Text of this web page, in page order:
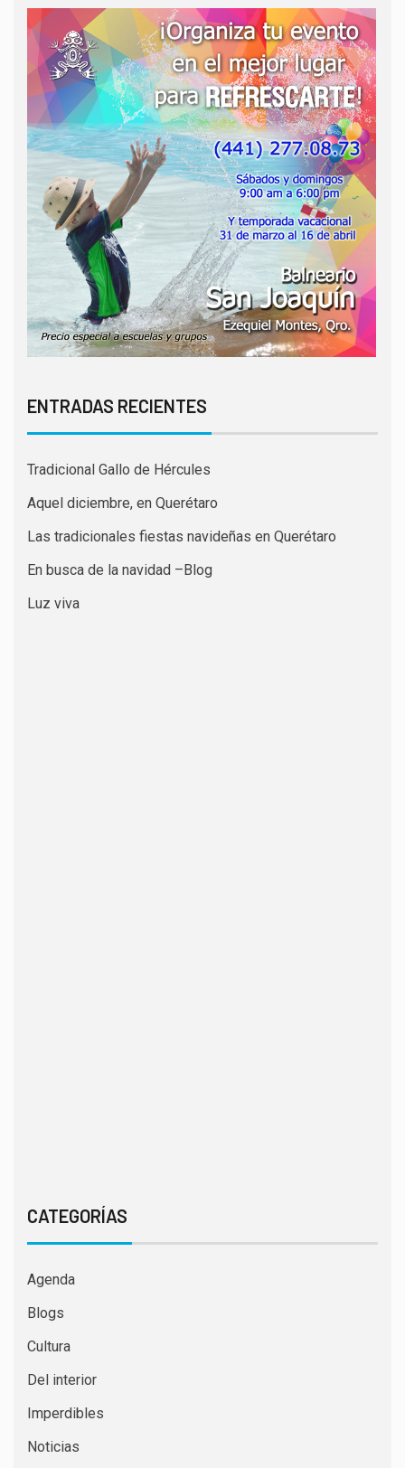
ENTRADAS RECIENTES
Tradicional Gallo de Hércules
Aquel diciembre, en Querétaro
Las tradicionales fiestas navideñas en Querétaro
En busca de la navidad –Blog
Luz viva
CATEGORÍAS
Agenda
Blogs
Cultura
Del interior
Imperdibles
Noticias